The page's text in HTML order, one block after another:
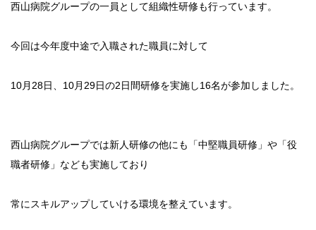
西山病院グループの一員として組織性研修も行っています。
今回は今年度中途で入職された職員に対して
10月28日、10月29日の2日間研修を実施し16名が参加しました。
西山病院グループでは新人研修の他にも「中堅職員研修」や「役
職者研修」なども実施しており
常にスキルアップしていける環境を整えています。